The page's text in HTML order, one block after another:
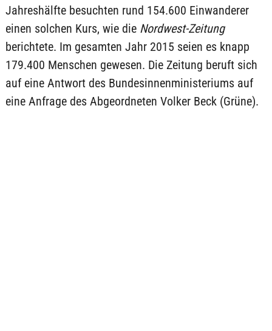
Jahreshälfte besuchten rund 154.600 Einwanderer
einen solchen Kurs, wie die Nordwest-Zeitung
berichtete. Im gesamten Jahr 2015 seien es knapp
179.400 Menschen gewesen. Die Zeitung beruft sich
auf eine Antwort des Bundesinnenministeriums auf
eine Anfrage des Abgeordneten Volker Beck (Grüne).